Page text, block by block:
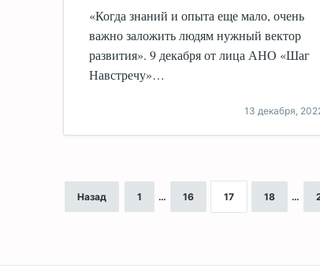
«Когда знаний и опыта еще мало, очень
важно заложить людям нужный вектор
развития». 9 декабря от лица АНО «Шаг
Навстречу»…
13 декабря,
Назад 1 … 16 17 18 …